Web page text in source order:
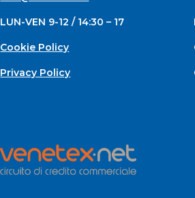
LUN-VEN 9-12 / 14:30 – 17
Cookie Policy
Privacy Policy